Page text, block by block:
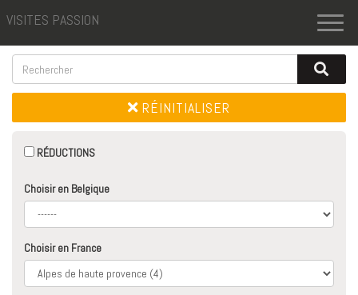
VISITES PASSION
RÉINITIALISER
RÉDUCTIONS
Choisir en Belgique
Choisir en France